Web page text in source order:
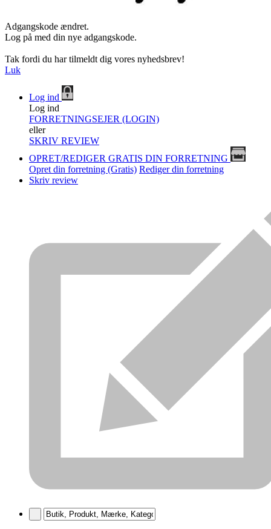
Adgangskode ændret.
Log på med din nye adgangskode.
Tak fordi du har tilmeldt dig vores nyhedsbrev!
Luk
Log ind
Log ind
FORRETNINGSEJER (LOGIN)
eller
SKRIV REVIEW
OPRET/REDIGER GRATIS DIN FORRETNING
Opret din forretning (Gratis) Rediger din forretning
Skriv review